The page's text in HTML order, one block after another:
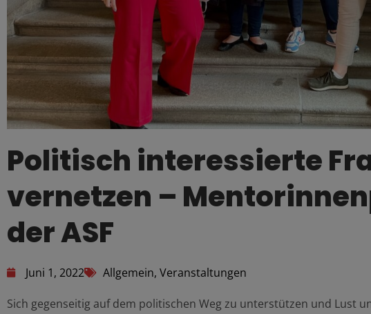
Politisch interessierte
vernetzen –
der ASF
Juni 1, 2022 Allgemein, Veranstaltungen
Sich gegenseitig auf dem politischen Weg zu unterstützen und Lust